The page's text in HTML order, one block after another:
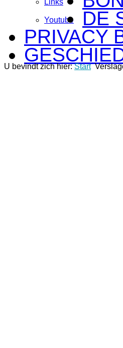
Links
Youtube
DE
PRIVACY
U bevindt zich hier:Start